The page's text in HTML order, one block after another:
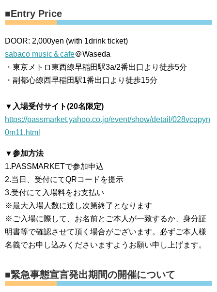
■Entry Price
DOOR: 2,000yen (with 1drink ticket)
sabaco music＆cafe＠Waseda
・東京メトロ東西線早稲田駅3a/2番出口より徒歩5分
・副都心線西早稲田駅1番出口より徒歩15分
▼入場受付サイト(20名限定)
https://passmarket.yahoo.co.jp/event/show/detail/028vcqpyn
0m11.html
▼参加方法
1.PASSMARKETで参加申込
2.当日、受付にてQRコードを提示
3.受付にて入場料をお支払い
※最大入場人数に達し次第終了となります
※ご入場に際して、お名前とご本人が一致するか、身分証
明書等で確認させて頂く場合がございます。必ずご本人様
名義でお申し込みくださいますようお願い申し上げます。
■緊急事態宣言発出期間の開催について